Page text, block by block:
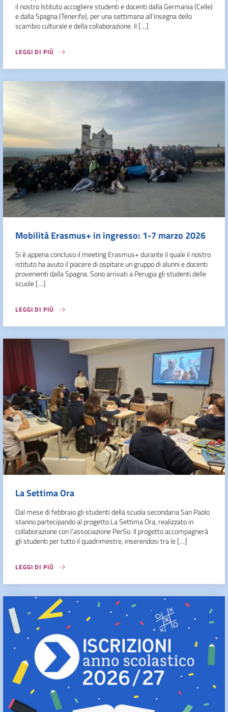
il nostro Istituto accogliere studenti e docenti dalla Germania (Celle)
e dalla Spagna (Tenerife), per una settimana all’insegna dello
scambio culturale e della collaborazione. Il […]
LEGGI DI PIÙ
Mobilità Erasmus+ in ingresso: 1-7 marzo 2026
Si è appena concluso il meeting Erasmus+ durante il quale il nostro
istituto ha avuto il piacere di ospitare un gruppo di alunni e docenti
provenienti dalla Spagna. Sono arrivati a Perugia gli studenti delle
scuole […]
LEGGI DI PIÙ
La Settima Ora
Dal mese di febbraio gli studenti della scuola secondaria San Paolo
stanno partecipando al progetto La Settima Ora, realizzato in
collaborazione con l’associazione PerSo. Il progetto accompagnerà
gli studenti per tutto il quadrimestre, inserendosi tra le […]
LEGGI DI PIÙ